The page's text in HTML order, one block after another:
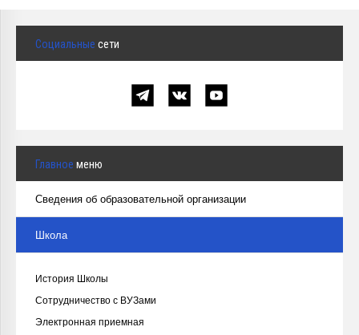
Социальные сети
Главное меню
Сведения об образовательной организации
Школа
История Школы
Сотрудничество с ВУЗами
Электронная приемная